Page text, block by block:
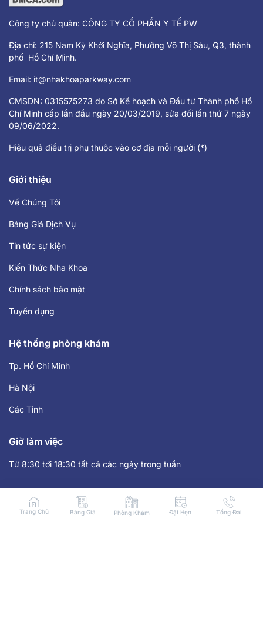
Công ty chủ quản: CÔNG TY CỔ PHẦN Y TẾ PW
Địa chỉ: 215 Nam Kỳ Khởi Nghĩa, Phường Võ Thị Sáu, Q3, thành
phố Hồ Chí Minh.
Email: it@nhakhoaparkway.com
CMSDN: 0315575273 do Sở Kế hoạch và Đầu tư Thành phố Hồ
Chí Minh cấp lần đầu ngày 20/03/2019, sửa đổi lần thứ 7 ngày
09/06/2022.
Hiệu quả điều trị phụ thuộc vào cơ địa mỗi người (*)
Giới thiệu
Về Chúng Tôi
Bảng Giá Dịch Vụ
Tin tức sự kiện
Kiến Thức Nha Khoa
Chính sách bảo mật
Tuyển dụng
Hệ thống phòng khám
Tp. Hồ Chí Minh
Hà Nội
Các Tỉnh
Giờ làm việc
Từ 8:30 tới 18:30 tất cả các ngày trong tuần
Liên hệ
HOTLINE: 1900 8059
Trang Chủ Bảng Giá Phòng Khám Đặt Hẹn Tổng Đài